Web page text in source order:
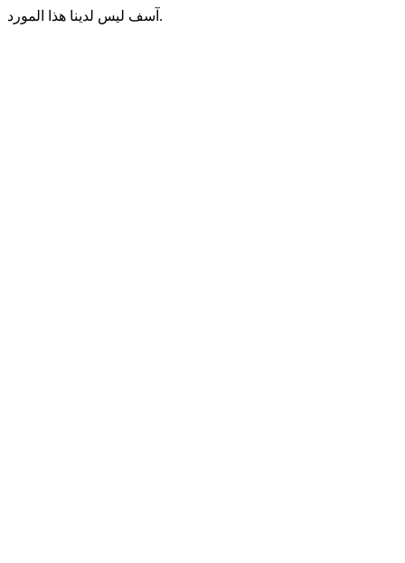
آسف ليس لدينا هذا المورد.